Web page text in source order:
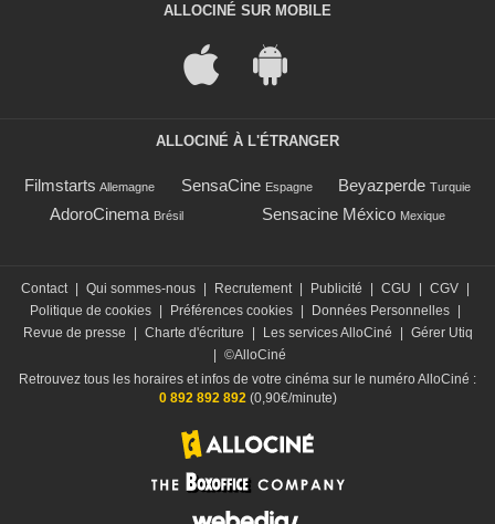
ALLOCINÉ SUR MOBILE
ALLOCINÉ À L'ÉTRANGER
Filmstarts Allemagne SensaCine Espagne Beyazperde Turquie
AdoroCinema Brésil Sensacine México Mexique
Contact | Qui sommes-nous | Recrutement | Publicité | CGU | CGV |
Politique de cookies | Préférences cookies | Données Personnelles |
Revue de presse
| Charte d'écriture | Les services AlloCiné | Gérer Utiq
| ©AlloCiné
Retrouvez tous les horaires et infos de votre cinéma sur le numéro AlloCiné :
0 892 892 892 (0,90€/minute)